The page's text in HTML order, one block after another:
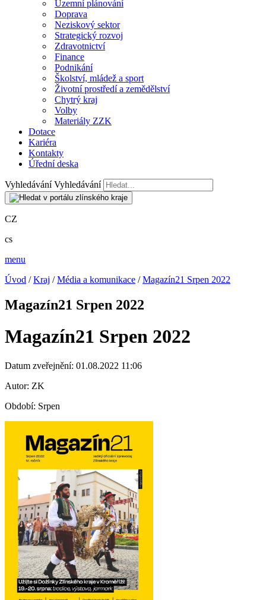
Územní plánování
Doprava
Neziskový sektor
Strategický rozvoj
Zdravotnictví
Finance
Podnikání
Školství, mládež a sport
Životní prostředí a zemědělství
Chytrý kraj
Volby
Materiály ZZK
Dotace
Kariéra
Kontakty
Úřední deska
Vyhledávání Vyhledávání
CZ
cs
menu
Úvod /Kraj /Média a komunikace /Magazín21 Srpen 2022
Magazín21 Srpen 2022
Magazín21 Srpen 2022
Datum zveřejnění: 01.08.2022 11:06
Autor: ZK
Období: Srpen